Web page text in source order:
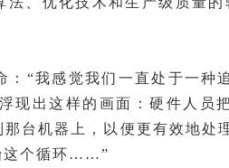
：“我感觉我们一直处于一
现出这样的画面：硬件人员
台机器上，以便更有效地处
这个循环……”